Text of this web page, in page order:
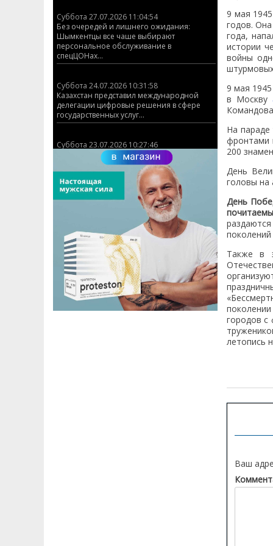
9 мая
годов.
года,
истории
войны
9 мая
в Москву
На
фронтами
200
День
головы на
День
Также в
городов с
летопись
по
записям
Ваш
Суббота 27.07.2026 11:04:54
Без очередей и лишнего ожидания:
Шымкентцы все чаше выбирают
персональное обслуживание в
спецЦОНах...
Суббота 24.07.2026 10:31:58
Казахстан представил международной
делегации цифровые решения в сфере
государственных услуг...
Суббота 23.07.2026 10:27:46
КАЗАХСТАНСКИЙ СТРЕЛОК ЗАВОЕВАЛ
ЗОЛОТУЮ МЕДАЛЬ НА ЧЕМПИОНАТЕ МИРА
ISSF ПО ПУЛЕВОЙ СТРЕЛЬБЕ (ДВИЖУЩАЯСЯ
МИШЕНЬ)!...
Суббота 03.07.2026 12:17:23
График работы ЦОНов и спецЦОНов
Шымкента на 6 июля...
Суббота 01.07.2026 10:16:33
ЦОНы Абайского и Аль-Фарабийского
районов Шымкента изменят режим
работы с 1 июля...